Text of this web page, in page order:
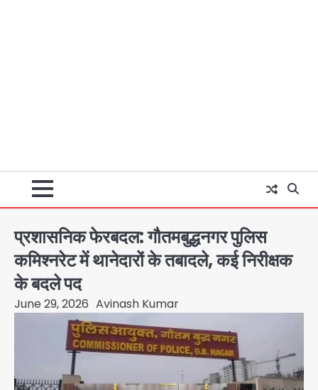
प्रशासनिक फेरबदल: गौतमबुद्धनगर पुलिस
कमिश्नरेट में थानेदारों के तबादले, कई निरीक्षक
के बदले पद
June 29, 2026 Avinash Kumar